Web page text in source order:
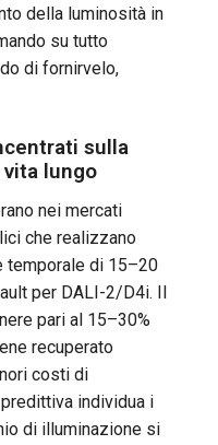
della luminosità in
su tutto
di fornirvelo,
sulla
lungo
nei mercati
che realizzano
temporale di 15–20
per DALI-2/D4i. Il
pari al 15–30%
recuperato
costi di
individua i
di illuminazione si